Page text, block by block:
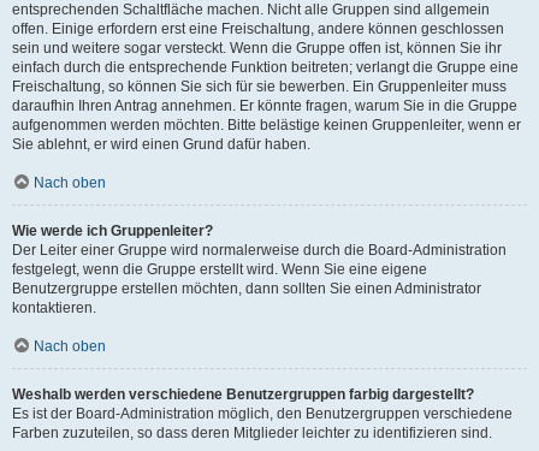
entsprechenden Schaltfläche machen. Nicht alle Gruppen sind allgemein
offen. Einige erfordern erst eine Freischaltung, andere können geschlossen
sein und weitere sogar versteckt. Wenn die Gruppe offen ist, können Sie ihr
einfach durch die entsprechende Funktion beitreten; verlangt die Gruppe eine
Freischaltung, so können Sie sich für sie bewerben. Ein Gruppenleiter muss
daraufhin Ihren Antrag annehmen. Er könnte fragen, warum Sie in die Gruppe
aufgenommen werden möchten. Bitte belästige keinen Gruppenleiter, wenn er
Sie ablehnt, er wird einen Grund dafür haben.
Nach oben
Wie werde ich Gruppenleiter?
Der Leiter einer Gruppe wird normalerweise durch die Board-Administration
festgelegt, wenn die Gruppe erstellt wird. Wenn Sie eine eigene
Benutzergruppe erstellen möchten, dann sollten Sie einen Administrator
kontaktieren.
Nach oben
Weshalb werden verschiedene Benutzergruppen farbig dargestellt?
Es ist der Board-Administration möglich, den Benutzergruppen verschiedene
Farben zuzuteilen, so dass deren Mitglieder leichter zu identifizieren sind.